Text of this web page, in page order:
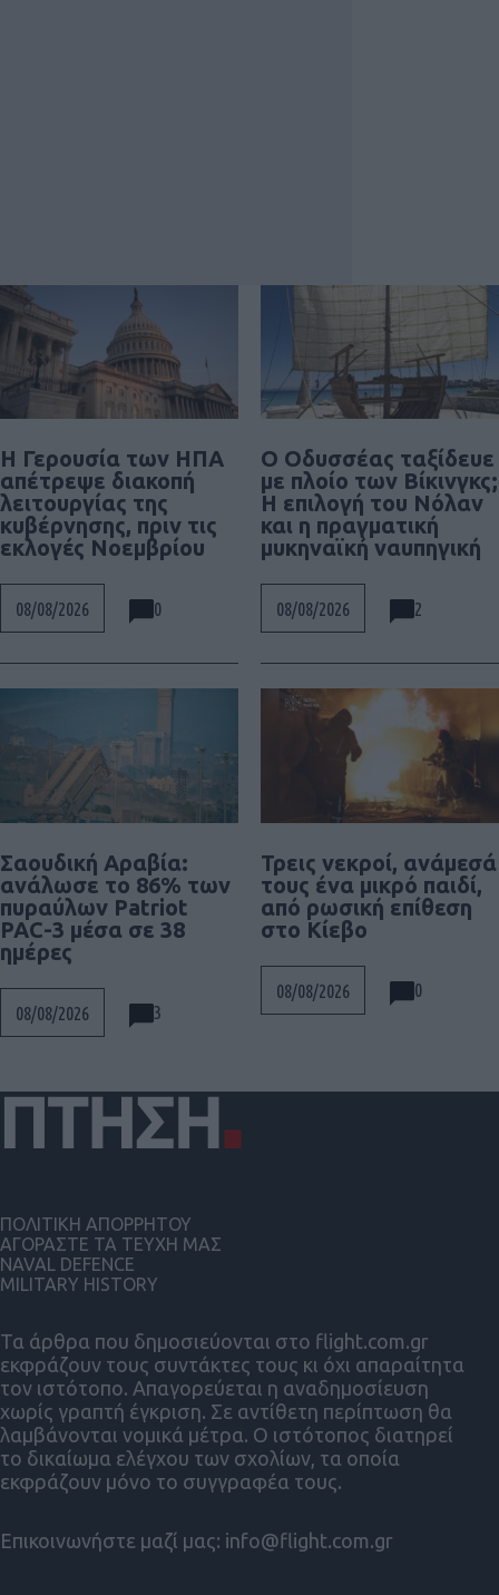
Η Γερουσία των ΗΠΑ
απέτρεψε διακοπή
λειτουργίας της
κυβέρνησης, πριν τις
εκλογές Νοεμβρίου
08/08/2026 0
Ο Οδυσσέας ταξίδευε
με πλοίο των Βίκινγκς;
Η επιλογή του Νόλαν
και η πραγματική
μυκηναϊκή ναυπηγική
08/08/2026 2
Σαουδική Αραβία:
ανάλωσε το 86% των
πυραύλων Patriot
PAC-3 μέσα σε 38
ημέρες
08/08/2026 3
Τρεις νεκροί, ανάμεσά
τους ένα μικρό παιδί,
από ρωσική επίθεση
στο Κίεβο
08/08/2026 0
Τα άρθρα που δημοσιεύονται στο flight.com.gr
εκφράζουν τους συντάκτες τους κι όχι απαραίτητα
τον ιστότοπο. Απαγορεύεται η αναδημοσίευση
χωρίς γραπτή έγκριση. Σε αντίθετη περίπτωση θα
λαμβάνονται νομικά μέτρα. Ο ιστότοπος διατηρεί
το δικαίωμα ελέγχου των σχολίων, τα οποία
εκφράζουν μόνο το συγγραφέα τους.
Επικοινωνήστε μαζί μας: info@flight.com.gr
ΠΟΛΙΤΙΚΗ ΑΠΟΡΡΗΤΟΥ
ΑΓΟΡΑΣΤΕ ΤΑ ΤΕΥΧΗ ΜΑΣ
NAVAL DEFENCE
MILITARY HISTORY